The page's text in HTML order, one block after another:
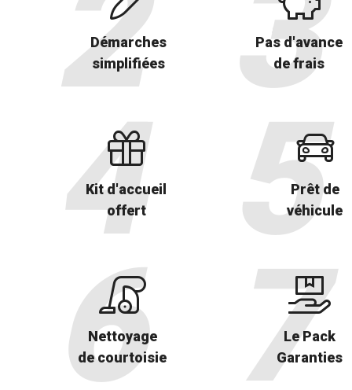
Démarches
simplifiées
Pas d'avance
de frais
Kit d'accueil
offert
Prêt de
véhicule
Nettoyage
de courtoisie
Le Pack
Garanties